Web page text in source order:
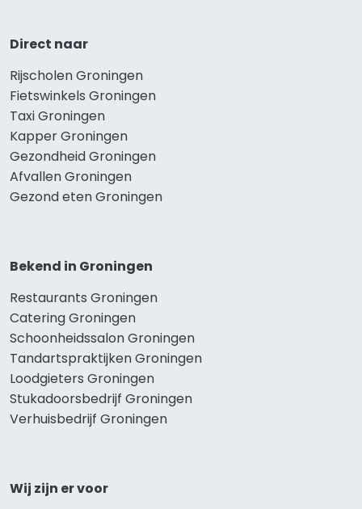
Direct naar
Rijscholen Groningen
Fietswinkels Groningen
Taxi Groningen
Kapper Groningen
Gezondheid Groningen
Afvallen Groningen
Gezond eten Groningen
Bekend in Groningen
Restaurants Groningen
Catering Groningen
Schoonheidssalon Groningen
Tandartspraktijken Groningen
Loodgieters Groningen
Stukadoorsbedrijf Groningen
Verhuisbedrijf Groningen
Wij zijn er voor